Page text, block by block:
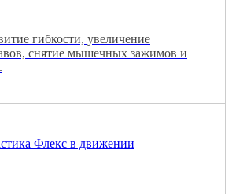
гибкости, увеличение
снятие мышечных зажимов и
Флекс в движении